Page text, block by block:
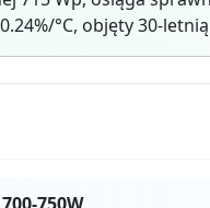
°C, objęty 30-